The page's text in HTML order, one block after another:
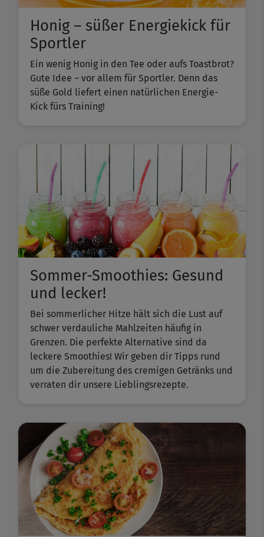
Honig – süßer Energiekick für
Sportler
Ein wenig Honig in den Tee oder aufs Toastbrot?
Gute Idee – vor allem für Sportler. Denn das
süße Gold liefert einen natürlichen Energie-
Kick fürs Training!
Sommer-Smoothies: Gesund
und lecker!
Bei sommerlicher Hitze hält sich die Lust auf
schwer verdauliche Mahlzeiten häufig in
Grenzen. Die perfekte Alternative sind da
leckere Smoothies! Wir geben dir Tipps rund
um die Zubereitung des cremigen Getränks und
verraten dir unsere Lieblingsrezepte.